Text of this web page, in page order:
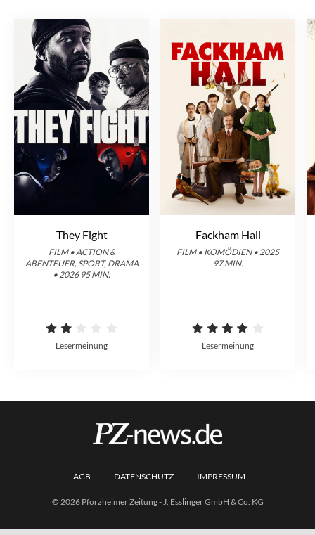
They Fight
FILM • ACTION &
ABENTEUER, SPORT, DRAMA
• 2026 95 MIN.
Lesermeinung
Fackham Hall
FILM • KOMÖDIEN • 2025
97 MIN.
Lesermeinung
AGB DATENSCHUTZ IMPRESSUM
© 2026 Pforzheimer Zeitung - J. Esslinger GmbH & Co. KG